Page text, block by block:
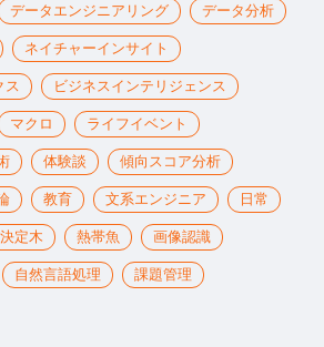
データエンジニアリング データ分析
ネイチャーインサイト
ス ビジネスインテリジェンス
マクロ ライフイベント
体験談 傾向スコア分析
教育 文系エンジニア 日常
決定木 熱帯魚 画像認識
自然言語処理 課題管理